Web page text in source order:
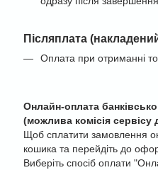
Післяплата
Оплата при отриманні
Онлайн-оплата
(можлива комісія сервісу
Щоб сплатити замовлення
кошика та перейдіть до
Виберіть спосіб оплати